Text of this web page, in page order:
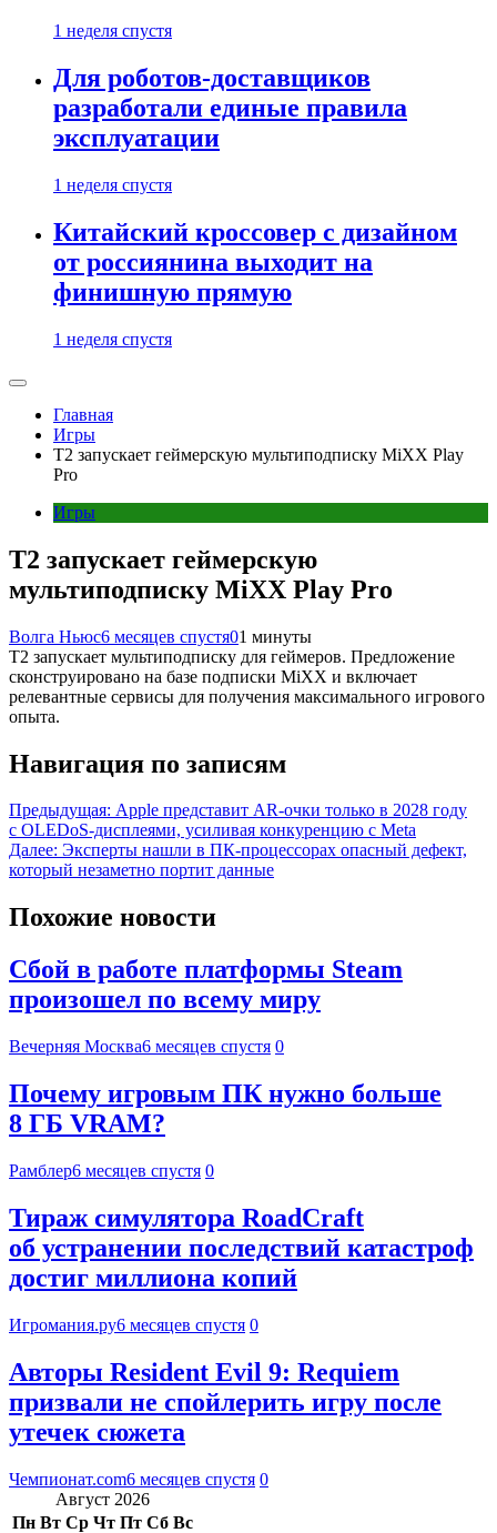
1 неделя спустя
Для роботов-доставщиков
разработали единые правила
эксплуатации
1 неделя спустя
Китайский кроссовер с дизайном
от россиянина выходит на
финишную прямую
1 неделя спустя
Главная
Игры
Т2 запускает геймерскую мультиподписку MiXX Play
Pro
Игры
Т2 запускает геймерскую
мультиподписку MiXX Play Pro
Волга Ньюс6 месяцев спустя01 минуты
Т2 запускает мультиподписку для геймеров. Предложение
сконструировано на базе подписки MiXX и включает
релевантные сервисы для получения максимального игрового
опыта.
Навигация по записям
Предыдущая: Apple представит AR-очки только в 2028 году
с OLEDoS-дисплеями, усиливая конкуренцию с Meta
Далее: Эксперты нашли в ПК-процессорах опасный дефект,
который незаметно портит данные
Похожие новости
Сбой в работе платформы Steam
произошел по всему миру
Вечерняя Москва6 месяцев спустя 0
Почему игровым ПК нужно больше
8 ГБ VRAM?
Рамблер6 месяцев спустя 0
Тираж симулятора RoadCraft
об устранении последствий катастроф
достиг миллиона копий
Игромания.ру6 месяцев спустя 0
Авторы Resident Evil 9: Requiem
призвали не спойлерить игру после
утечек сюжета
Чемпионат.com6 месяцев спустя 0
Август 2026
Пн Вт Ср Чт Пт Сб Вс